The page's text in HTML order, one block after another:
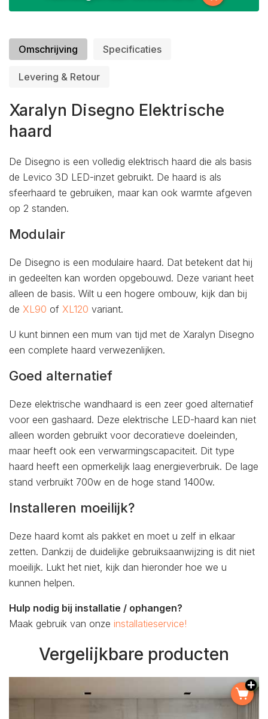
Omschrijving
Xaralyn Disegno Elektrische
haard
De Disegno is een volledig elektrisch haard die als basis
de Levico 3D LED-inzet gebruikt. De haard is als
sfeerhaard te gebruiken, maar kan ook warmte afgeven
op 2 standen.
Modulair
De Disegno is een modulaire haard. Dat betekent dat hij
in gedeelten kan worden opgebouwd. Deze variant heet
alleen de basis. Wilt u een hogere ombouw, kijk dan bij
de XL90 of XL120 variant.
U kunt binnen een mum van tijd met de Xaralyn Disegno
een complete haard verwezenlijken.
Goed alternatief
Deze elektrische wandhaard is een zeer goed alternatief
voor een gashaard. Deze elektrische LED-haard kan niet
alleen worden gebruikt voor decoratieve doeleinden,
maar heeft ook een verwarmingscapaciteit. Dit type
haard heeft een opmerkelijk laag energieverbruik. De lage
stand verbruikt 700w en de hoge stand 1400w.
Installeren moeilijk?
Deze haard komt als pakket en moet u zelf in elkaar
zetten. Dankzij de duidelijke gebruiksaanwijzing is dit niet
moeilijk. Lukt het niet, kijk dan hieronder hoe we u
kunnen helpen.
Hulp nodig bij installatie / ophangen?
Maak gebruik van onze installatieservice!
Specificaties
Levering & Retour
Vergelijkbare producten